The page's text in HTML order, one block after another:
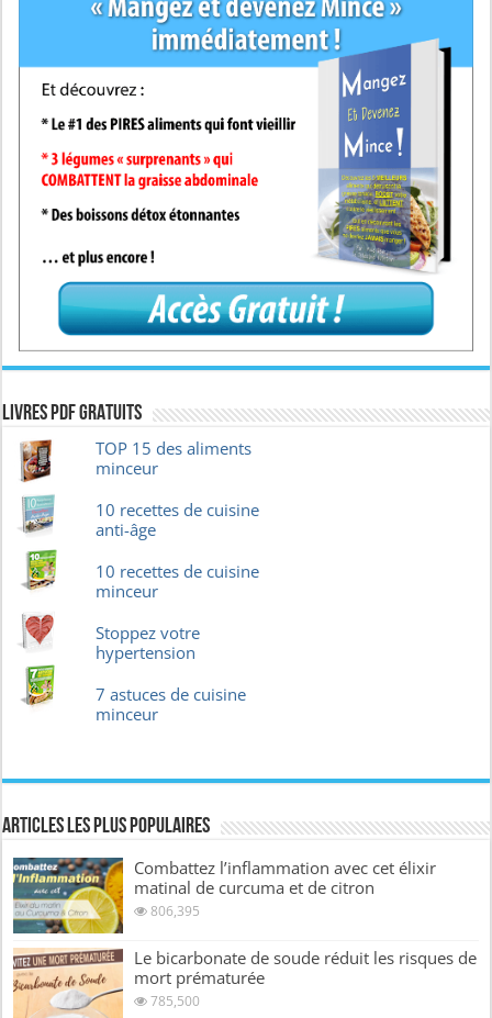
Livres pdf GRATUITS
TOP 15 des aliments
minceur
10 recettes de cuisine
anti-âge
10 recettes de cuisine
minceur
Stoppez votre
hypertension
7 astuces de cuisine
minceur
Articles les plus Populaires
Combattez l’inflammation avec cet élixir
matinal de curcuma et de citron
806,395
Le bicarbonate de soude réduit les risques de
mort prématurée
785,500